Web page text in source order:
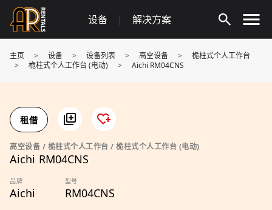
Skip
content
设备 | 解决方案
主页 > 设备 > 设备列表 > 高空设备 >
桅柱式个人工作台
>
桅柱式个人工作台 (电动) > Aichi RM04CNS
租借
高空设备 / 桅柱式个人工作台 / 桅柱式个人工作台 (电动)
Aichi RM04CNS
品牌
Aichi
型号
RM04CNS